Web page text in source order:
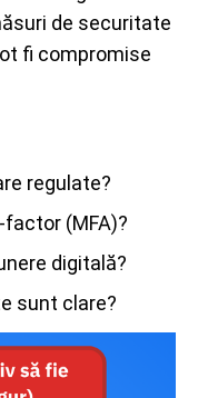
de securitate
fi compromise
regulate?
(MFA)?
digitală?
sunt clare?